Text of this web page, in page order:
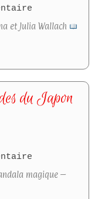
et Julia Wallach
du Japon
magique –